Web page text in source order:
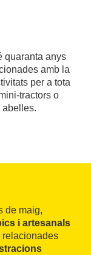
quaranta anys
amb la
per a tota
tractors o
abelles.
de maig,
i artesanals
relacionades